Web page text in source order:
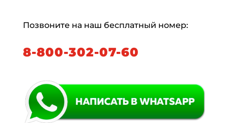
Позвоните на наш бесплатный номер:
8-800-302-07-60